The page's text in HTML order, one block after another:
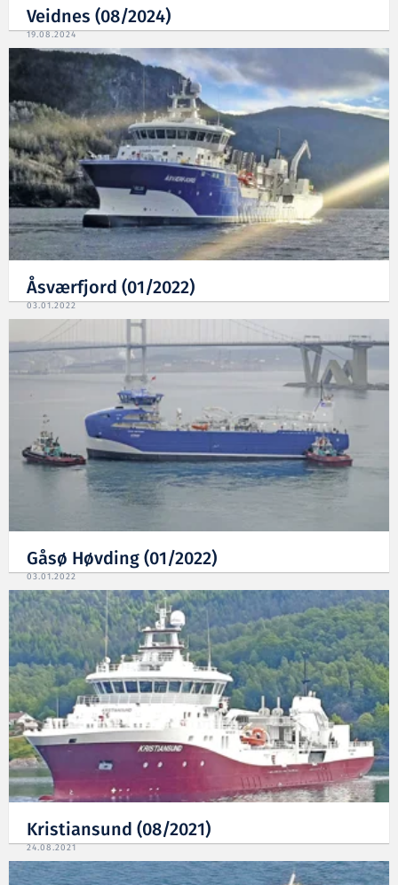
Veidnes (08/2024)
19.08.2024
Åsværfjord (01/2022)
03.01.2022
Gåsø Høvding (01/2022)
03.01.2022
Kristiansund (08/2021)
24.08.2021